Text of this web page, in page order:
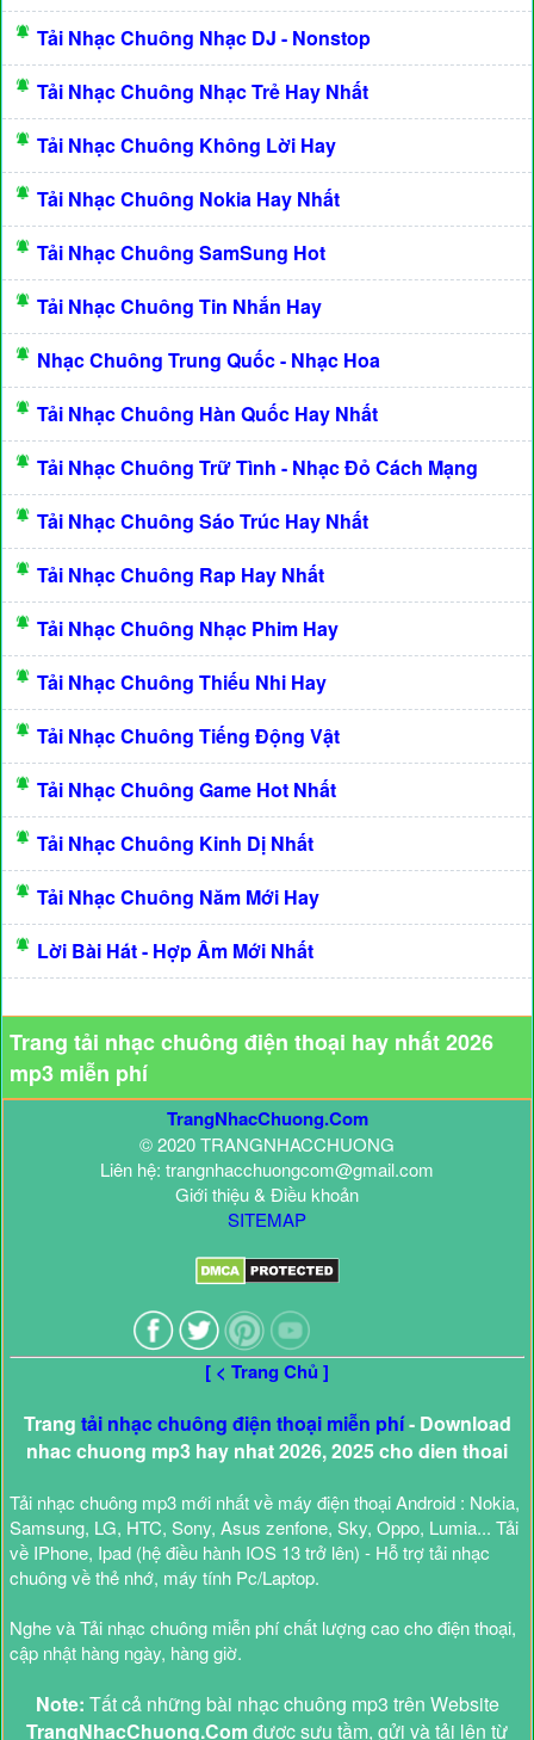
Tải Nhạc Chuông Nhạc DJ - Nonstop
Tải Nhạc Chuông Nhạc Trẻ Hay Nhất
Tải Nhạc Chuông Không Lời Hay
Tải Nhạc Chuông Nokia Hay Nhất
Tải Nhạc Chuông SamSung Hot
Tải Nhạc Chuông Tin Nhắn Hay
Nhạc Chuông Trung Quốc - Nhạc Hoa
Tải Nhạc Chuông Hàn Quốc Hay Nhất
Tải Nhạc Chuông Trữ Tình - Nhạc Đỏ Cách Mạng
Tải Nhạc Chuông Sáo Trúc Hay Nhất
Tải Nhạc Chuông Rap Hay Nhất
Tải Nhạc Chuông Nhạc Phim Hay
Tải Nhạc Chuông Thiếu Nhi Hay
Tải Nhạc Chuông Tiếng Động Vật
Tải Nhạc Chuông Game Hot Nhất
Tải Nhạc Chuông Kinh Dị Nhất
Tải Nhạc Chuông Năm Mới Hay
Lời Bài Hát - Hợp Âm Mới Nhất
Trang tải nhạc chuông điện thoại hay nhất 2026
mp3 miễn phí
TrangNhacChuong.Com
© 2020 TRANGNHACCHUONG
Liên hệ: trangnhacchuongcom@gmail.com
Giới thiệu & Điều khoản
SITEMAP
[ < Trang Chủ ]
Trang tải nhạc chuông điện thoại miễn phí- Download
nhac chuong mp3 hay nhat 2026, 2025 cho dien thoai
Tải nhạc chuông mp3 mới nhất về máy điện thoại Android : Nokia,
Samsung, LG, HTC, Sony, Asus zenfone, Sky, Oppo, Lumia... Tải
về IPhone, Ipad (hệ điều hành IOS 13 trở lên) - Hỗ trợ tải nhạc
chuông về thẻ nhớ, máy tính Pc/Laptop.
Nghe và Tải nhạc chuông miễn phí chất lượng cao cho điện thoại,
cập nhật hàng ngày, hàng giờ.
Note: Tất cả những bài nhạc chuông mp3 trên Website
TrangNhacChuong.Comđược sưu tầm, gửi và tải lên từ